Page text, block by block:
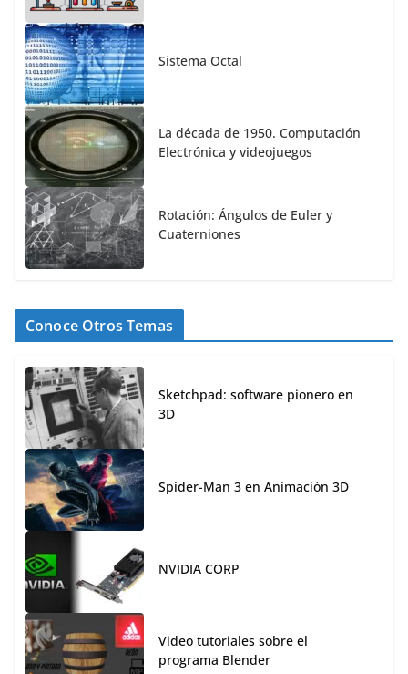
Sistema Octal
La década de 1950. Computación
Electrónica y videojuegos
Rotación: Ángulos de Euler y
Cuaterniones
Conoce Otros Temas
Sketchpad: software pionero en
3D
Spider-Man 3 en Animación 3D
NVIDIA CORP
Video tutoriales sobre el
programa Blender